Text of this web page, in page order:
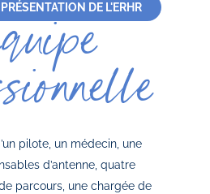
DE L'ERHR
pilote, un médecin, une
d’antenne, quatre
parcours, une chargée de